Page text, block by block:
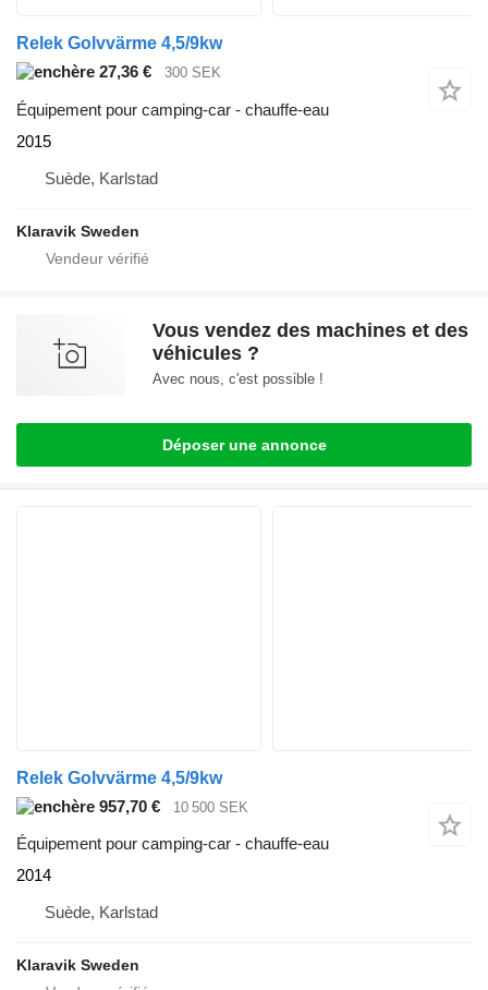
Relek Golvvärme 4,5/9kw
27,36 €
300 SEK
Équipement pour camping-car - chauffe-eau
2015
Suède, Karlstad
Klaravik Sweden
Vous vendez des machines et des
véhicules ?
Avec nous, c'est possible !
Déposer une annonce
Relek Golvvärme 4,5/9kw
957,70 €
10 500 SEK
Équipement pour camping-car - chauffe-eau
2014
Suède, Karlstad
Klaravik Sweden